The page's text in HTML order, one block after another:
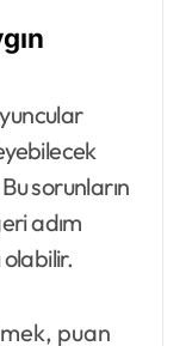
sorunların
adım
olabilir.
puan